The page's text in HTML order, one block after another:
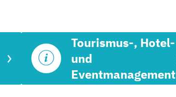
Tourismus-, Hotel-
und
Eventmanagement